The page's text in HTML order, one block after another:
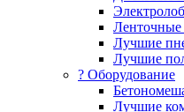
Лучшие
Лучшие
?️ Оборудование
Лучшие